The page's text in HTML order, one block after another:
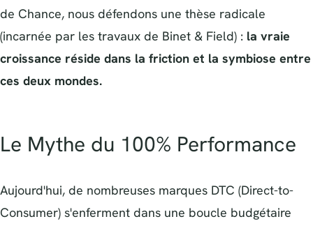
de Chance, nous défendons une thèse radicale
(incarnée par les travaux de Binet & Field) : la vraie
croissance réside dans la friction et la symbiose entre
ces deux mondes.
Le Mythe du 100% Performance
Aujourd'hui, de nombreuses marques DTC (Direct-to-
Consumer) s'enferment dans une boucle budgétaire